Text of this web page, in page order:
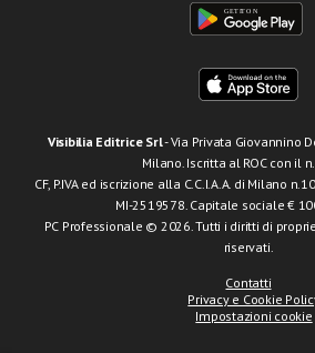
Visibilia Editrice Srl- Via Privata Giovannino
Milano. Iscritta al ROC con il
CF, P.IVA ed iscrizione alla C.C.I.A.A. di Milano
MI-2519578. Capitale sociale €
PC Professionale © 2026. Tutti i diritti di
riservati.
Contatti
Privacy e Cookie
Impostazioni cookie